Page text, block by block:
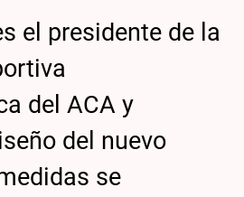
el presidente de la
del ACA y
del nuevo
se